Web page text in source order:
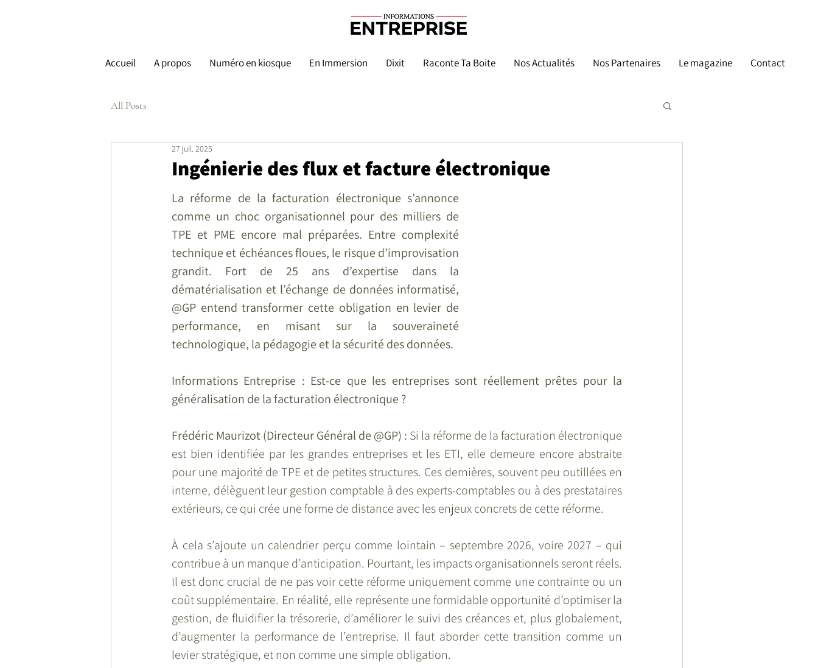
Accueil A propos Numéro en kiosque En Immersion Dixit Raconte Ta Boite Nos Actualités Nos Partenaires Le magazine Contact
All Posts
Ingénierie des flux et facture électronique
27 juil. 2025
La réforme de la facturation électronique s’annonce
comme un choc organisationnel pour des milliers de
TPE et PME encore mal préparées. Entre complexité
technique et échéances floues, le risque d’improvisation
grandit. Fort de 25 ans d’expertise dans la
dématérialisation et l’échange de données informatisé,
@GP entend transformer cette obligation en levier de
performance, en misant sur la souveraineté
technologique, la pédagogie et la sécurité des données.
Informations Entreprise : Est-ce que les entreprises sont réellement prêtes pour la
généralisation de la facturation électronique ?
Frédéric Maurizot (Directeur Général de @GP) : Si la réforme de la facturation électronique
est bien identifiée par les grandes entreprises et les ETI, elle demeure encore abstraite
pour une majorité de TPE et de petites structures. Ces dernières, souvent peu outillées en
interne, délèguent leur gestion comptable à des experts-comptables ou à des prestataires
extérieurs, ce qui crée une forme de distance avec les enjeux concrets de cette réforme.
À cela s’ajoute un calendrier perçu comme lointain – septembre 2026, voire 2027 – qui
contribue à un manque d’anticipation. Pourtant, les impacts organisationnels seront réels.
Il est donc crucial de ne pas voir cette réforme uniquement comme une contrainte ou un
coût supplémentaire. En réalité, elle représente une formidable opportunité d’optimiser la
gestion, de fluidifier la trésorerie, d’améliorer le suivi des créances et, plus globalement,
d’augmenter la performance de l’entreprise. Il faut aborder cette transition comme un
levier stratégique, et non comme une simple obligation.